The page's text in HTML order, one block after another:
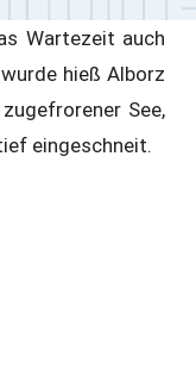
Wartezeit auch
hieß Alborz
See,
eingeschneit.